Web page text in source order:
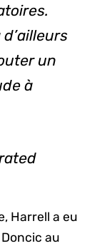
d’ailleurs
un
à
Harrell a eu
au